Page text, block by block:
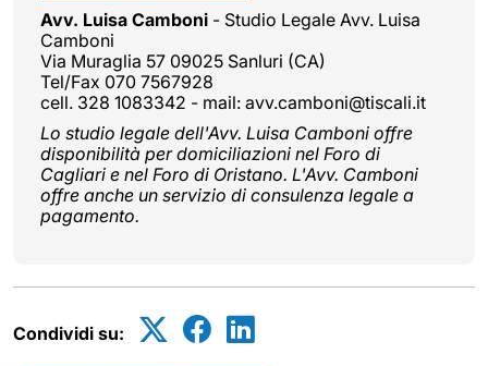
Avv. Luisa Camboni - Studio Legale Avv. Luisa
Camboni
Via Muraglia 57 09025 Sanluri (CA)
Tel/Fax 070 7567928
cell. 328 1083342 - mail: avv.camboni@tiscali.it
Lo studio legale dell'Avv. Luisa Camboni offre
disponibilità per domiciliazioni nel Foro di
Cagliari e nel Foro di Oristano. L'Avv. Camboni
offre anche un servizio di consulenza legale a
pagamento.
Condividi su: